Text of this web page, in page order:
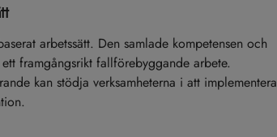
arbetssätt. Den samlade kompetensen och
framgångsrikt fallförebyggande arbete.
kan stödja verksamheterna i att implementera